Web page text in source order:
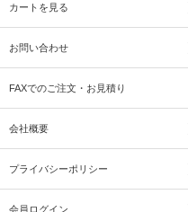
カートを見る
お問い合わせ
FAXでのご注文・お見積り
会社概要
プライバシーポリシー
会員ログイン